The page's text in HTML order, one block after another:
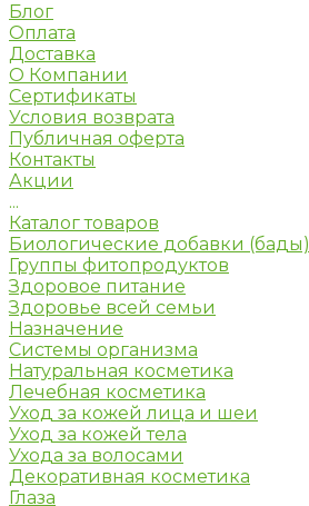
Блог
Оплата
Доставка
О Компании
Сертификаты
Условия возврата
Публичная оферта
Контакты
Акции
...
Каталог товаров
Биологические добавки (бады)
Группы фитопродуктов
Здоровое питание
Здоровье всей семьи
Назначение
Системы организма
Натуральная косметика
Лечебная косметика
Уход за кожей лица и шеи
Уход за кожей тела
Ухода за волосами
Декоративная косметика
Глаза